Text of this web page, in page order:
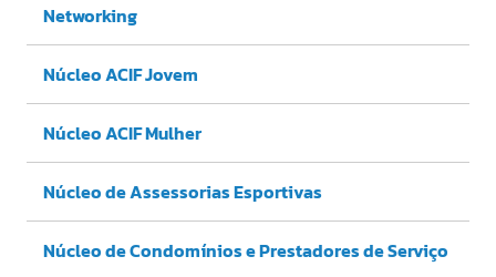
Networking
Núcleo ACIF Jovem
Núcleo ACIF Mulher
Núcleo de Assessorias Esportivas
Núcleo de Condomínios e Prestadores de Serviço